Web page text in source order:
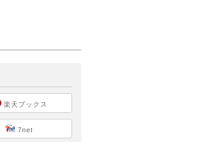
楽天ブックス
7net